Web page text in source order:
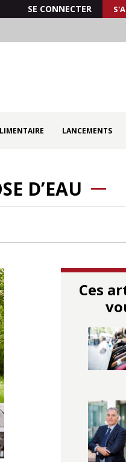
SE CONNECTER
LANCEMENTS
D’EAU
Ces